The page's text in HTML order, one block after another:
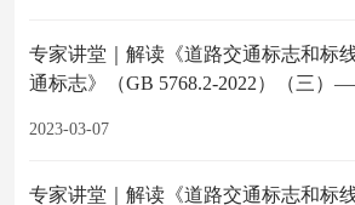
专家讲堂｜解读《道路交通标志和标
通标志》（GB 5768.2-2022）（三
2023-03-07
专家讲堂｜解读《道路交通标志和标